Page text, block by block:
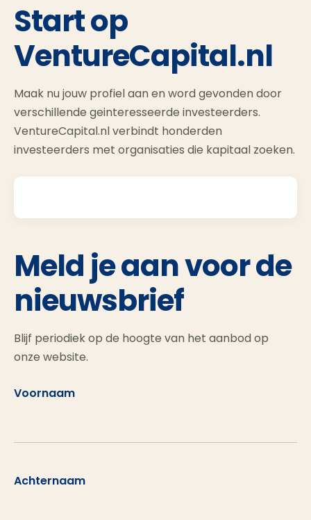
Start op
VentureCapital.nl
Maak nu jouw profiel aan en word gevonden door
verschillende geinteresseerde investeerders.
VentureCapital.nl verbindt honderden
investeerders met organisaties die kapitaal zoeken.
Meld je aan voor de
nieuwsbrief
Blijf periodiek op de hoogte van het aanbod op
onze website.
Voornaam
Achternaam